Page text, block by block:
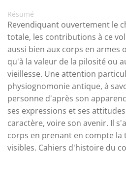
Résumé
Revendiquant ouvertement le
totale, les contributions à ce
aussi bien aux corps en armes
qu'à la valeur de la pilosité ou
vieillesse. Une attention
physiognomonie antique, à
personne d'après son
ses expressions et ses
caractère, voire son avenir. Il
corps en prenant en compte la
visibles. Cahiers d'histoire du